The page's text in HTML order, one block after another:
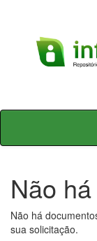
Skip
Não
Não há
sua solicitação.